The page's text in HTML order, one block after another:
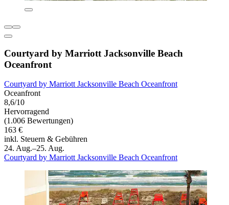
Courtyard by Marriott Jacksonville Beach
Oceanfront
Courtyard by Marriott Jacksonville Beach Oceanfront
Oceanfront
8,6/10
Hervorragend
(1.006 Bewertungen)
163 €
inkl. Steuern & Gebühren
24. Aug.–25. Aug.
Courtyard by Marriott Jacksonville Beach Oceanfront